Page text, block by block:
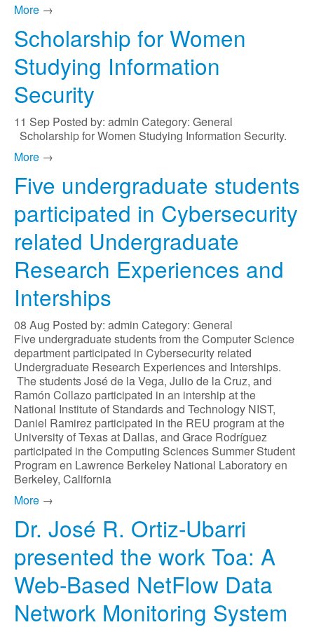
More →
Scholarship for Women
Studying Information
Security
11 Sep Posted by: admin Category: General
Scholarship for Women Studying Information Security.
More →
Five undergraduate students
participated in Cybersecurity
related Undergraduate
Research Experiences and
Interships
08 Aug Posted by: admin Category: General
Five undergraduate students from the Computer Science
department participated in Cybersecurity related
Undergraduate Research Experiences and Interships.
The students José de la Vega, Julio de la Cruz, and
Ramón Collazo participated in an intership at the
National Institute of Standards and Technology NIST,
Daniel Ramirez participated in the REU program at the
University of Texas at Dallas, and Grace Rodríguez
participated in the Computing Sciences Summer Student
Program en Lawrence Berkeley National Laboratory en
Berkeley, California
More →
Dr. José R. Ortiz-Ubarri
presented the work Toa: A
Web-Based NetFlow Data
Network Monitoring System